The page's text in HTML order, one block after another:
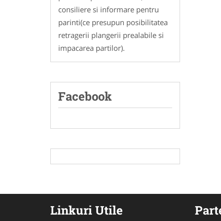
consiliere si informare pentru
parinti(ce presupun posibilitatea
retragerii plangerii prealabile si
impacarea partilor).
Facebook
Linkuri Utile